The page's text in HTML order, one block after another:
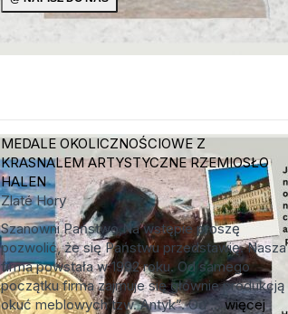
MEDALE OKOLICZNOŚCIOWE Z
KRASNALEMARTYSTYCZNE RZEMIOSŁO
HALEN
Zlaté Hory
Szanowni Państwo,Na wstępie proszę
pozwolić, że się Państwu przedstawię. Nasza
firma powstała w 1992 roku. Od samego
początku firma zajmuje się głównie produkcją
okuć meblowych tzw. Antyk”. Od ...więcej